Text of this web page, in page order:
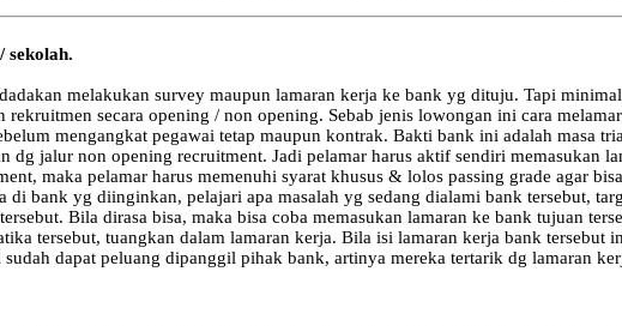
sekolah.
melakukan survey maupun lamaran kerja ke bank yg dituju. Tapi
secara opening / non opening. Sebab jenis lowongan ini cara
mengangkat pegawai tetap maupun kontrak. Bakti bank ini adalah masa
dg jalur non opening recruitment. Jadi pelamar harus aktif sendiri memasukan
maka pelamar harus memenuhi syarat khusus & lolos passing grade agar
di bank yg diinginkan, pelajari apa masalah yg sedang dialami bank tersebut,
Bila dirasa bisa, maka bisa coba memasukan lamaran ke bank tujuan
tersebut, tuangkan dalam lamaran kerja. Bila isi lamaran kerja bank tersebut
dapat peluang dipanggil pihak bank, artinya mereka tertarik dg lamaran